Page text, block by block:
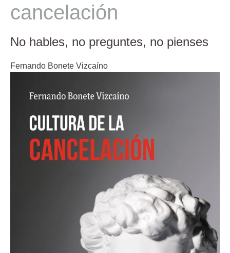
cancelación
No hables, no preguntes, no pienses
Fernando Bonete Vizcaíno